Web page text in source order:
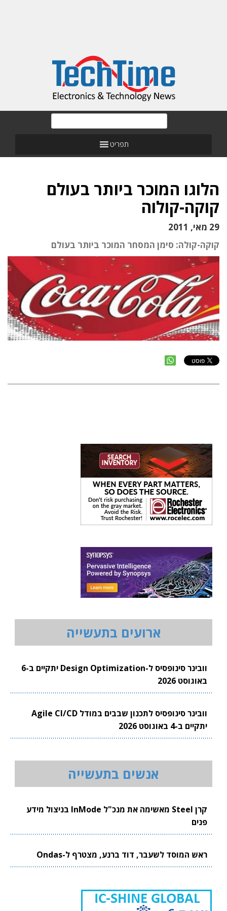
תפריט
הלוגו המוכר ביותר בעולם
קוקה-קולוה
29 מאי, 2011
קוקה-קולה: סימן המסחר המוכר ביותר בעולם
ארועים בתעשייה
וובינר סינופסיס ל-Design Optimization יתקיים ב-6
באוגוסט 2026
וובינר סינופסיס לתכנון שבבים במודל Agile CI/CD
יתקיים ב-4 באוגוסט 2026
אנשים בתעשייה
קרן Steel מאשימה את מנכ"ל InMode בניצול מידע
פנים
ראש המוסד לשעבר, דוד ברנע, מצטרף ל-Ondas